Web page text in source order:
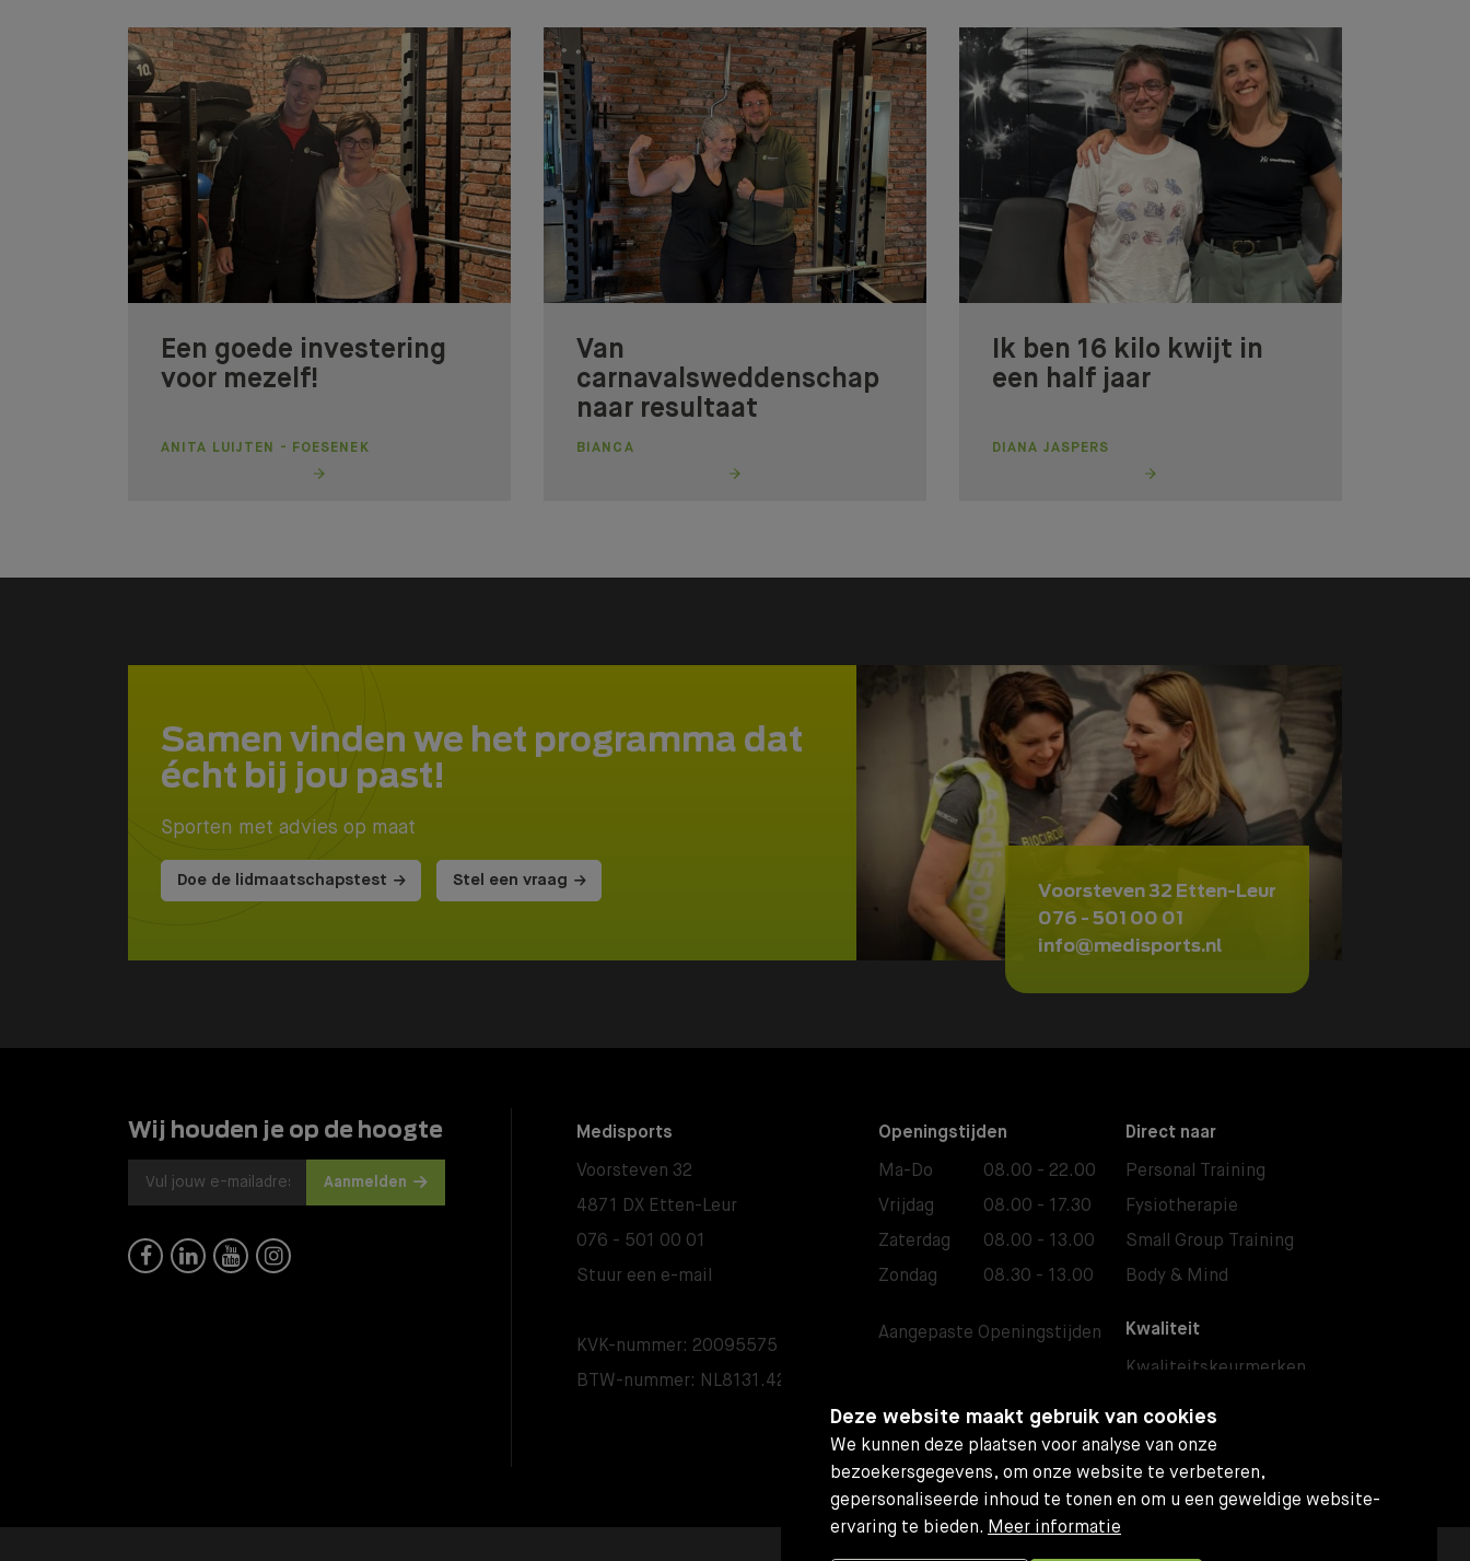
Deze website maakt gebruik van cookies
We kunnen deze plaatsen voor analyse van onze
bezoekersgegevens, om onze website te verbeteren,
gepersonaliseerde inhoud te tonen en om u een geweldige website-
ervaring te bieden. Meer informatie
Een goede investering
voor mezelf!
ANITA LUIJTEN - FOESENEK
Van
carnavalsweddenschap
naar resultaat
BIANCA
Ik ben 16 kilo kwijt in
een half jaar
DIANA JASPERS
Voorsteven 32 Etten-Leur
076 - 501 00 01
info@medisports.nl
Samen vinden we het programma dat
écht bij jou past!
Sporten met advies op maat
Doe de lidmaatschapstest Stel een vraag
Wij houden je op de hoogte
Aanmelden
   
Medisports
Voorsteven 32
4871 DX Etten-Leur
076 - 501 00 01
Stuur een e-mail
KVK-nummer: 20095575
BTW-nummer: NL8131.42.799.B01
Openingstijden
Ma-Do
08.00 - 22.00
Vrijdag
08.00 - 17.30
Zaterdag
08.00 - 13.00
Zondag
08.30 - 13.00
Aangepaste Openingstijden
Direct naar
Personal Training
Fysiotherapie
Small Group Training
Body & Mind
Kwaliteit
Kwaliteitskeurmerken
Fitness Etten-Leur
DOE DE TEST!